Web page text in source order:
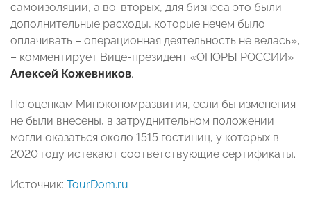
самоизоляции, а во-вторых, для бизнеса это были
дополнительные расходы, которые нечем было
оплачивать – операционная деятельность не велась»,
– комментирует Вице-президент «ОПОРЫ РОССИИ»
Алексей Кожевников.
По оценкам Минэкономразвития, если бы изменения
не были внесены, в затруднительном положении
могли оказаться около 1515 гостиниц, у которых в
2020 году истекают соответствующие сертификаты.
Источник: TourDom.ru